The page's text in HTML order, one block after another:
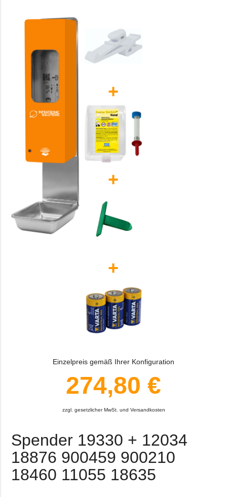
+
+
+
Einzelpreis gemäß Ihrer Konfiguration
274,80 €
zzgl. gesetzlicher MwSt. und Versandkosten
Spender 19330 + 12034
18876 900459 900210
18460 11055 18635